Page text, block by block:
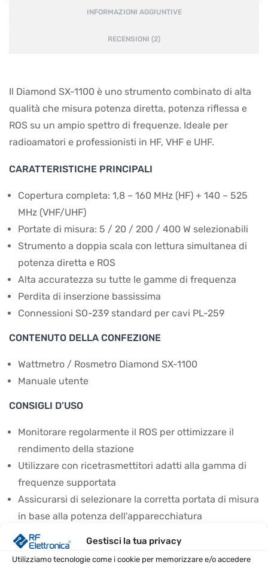
Gestisci la tua privacy
Utilizziamo tecnologie come i cookie per memorizzare e/o accedere
INFORMAZIONI AGGIUNTIVE
RECENSIONI (2)
Il Diamond SX-1100 è uno strumento combinato di alta
qualità che misura potenza diretta, potenza riflessa e
ROS su un ampio spettro di frequenze. Ideale per
radioamatori e professionisti in HF, VHF e UHF.
CARATTERISTICHE PRINCIPALI
Copertura completa: 1,8 – 160 MHz (HF) + 140 – 525
MHz (VHF/UHF)
Portate di misura: 5 / 20 / 200 / 400 W selezionabili
Strumento a doppia scala con lettura simultanea di
potenza diretta e ROS
Alta accuratezza su tutte le gamme di frequenza
Perdita di inserzione bassissima
Connessioni SO-239 standard per cavi PL-259
CONTENUTO DELLA CONFEZIONE
Wattmetro / Rosmetro Diamond SX-1100
Manuale utente
CONSIGLI D’USO
Monitorare regolarmente il ROS per ottimizzare il
rendimento della stazione
Utilizzare con ricetrasmettitori adatti alla gamma di
frequenze supportata
Assicurarsi di selezionare la corretta portata di misura
in base alla potenza dell'apparecchiatura
Posizionare lo strumento in un luogo facilmente
accessibile per una lettura ottimale